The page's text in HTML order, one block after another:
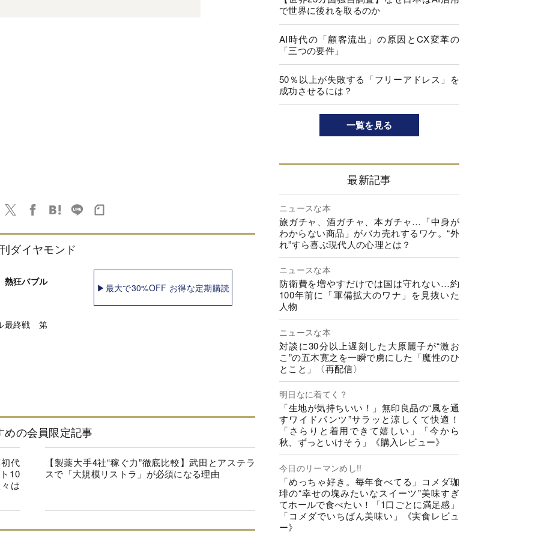
ダイヤモンド
狂バブル
最終戦 第
▶最大で30%OFF お得な定期購読
めの会員限定記事
代
10
は
【製薬大手4社“稼ぐ力”徹底比較】武田とアステラ
スで「大規模リストラ」が必須になる理由
で世界に後れを取るのか
AI時代の「顧客流出」の原因とCX変革の
「三つの要件」
50％以上が失敗する「フリーアドレス」を
成功させるには？
一覧を見る
最新記事
ニュースな本
旅ガチャ、酒ガチャ、本ガチャ…「中身が
わからない商品」がバカ売れするワケ。“外
れ”すら喜ぶ現代人の心理とは？
ニュースな本
防衛費を増やすだけでは国は守れない…約
100年前に「軍備拡大のワナ」を見抜いた
人物
ニュースな本
対談に30分以上遅刻した大原麗子が“激お
こ”の五木寛之を一瞬で虜にした「魔性のひ
とこと」〈再配信〉
明日なに着てく？
「生地が気持ちいい！」無印良品の“風を通
すワイドパンツ”サラッと涼しくて快適！
「さらりと着用できて嬉しい」「今から
秋、ずっといけそう」《購入レビュー》
今日のリーマンめし!!
「めっちゃ好き。毎年食べてる」コメダ珈
琲の“幸せの塊みたいなスイーツ”美味すぎ
てホールで食べたい！「1口ごとに満足感」
「コメダでいちばん美味い」《実食レビュ
ー》